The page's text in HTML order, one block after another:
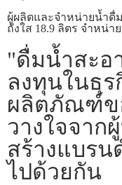
ผู้ผลิตและจำหน่ายน้ำดื่ม
ถังใส 18.9 ลิตร จำหน่า
"ดื่มน้ำสะอ
ลงทุนในธุ
ผลิตภัณฑ์ข
วางใจจาก
สร้างแบร
ไปด้วยกัน